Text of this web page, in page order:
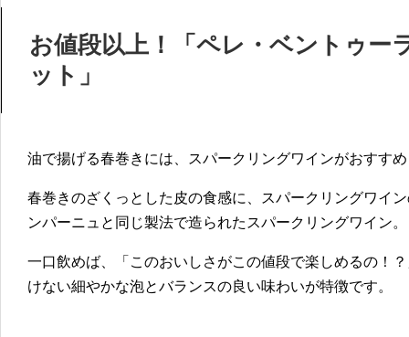
お値段以上！「ペレ・ベントゥー
ット」
油で揚げる春巻きには、スパークリングワインがおすす
春巻きのざくっとした皮の食感に、スパークリングワイ
ンパーニュと同じ製法で造られたスパークリングワイン。
一口飲めば、「このおいしさがこの値段で楽しめるの！
けない細やかな泡とバランスの良い味わいが特徴です。